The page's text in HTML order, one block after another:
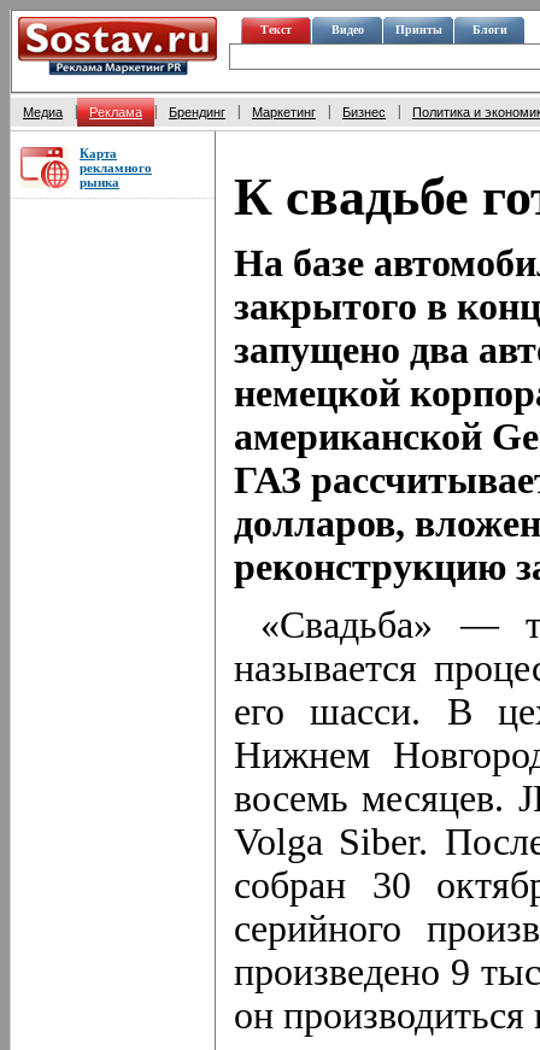
Текст Видео Принты Блоги
Медиа Реклама Брендинг Маркетинг Бизнес Политика и
Карта
рекламного
рынка
К свадьбе
На базе
закрытого в
запущено два
немецкой
американской
ГАЗ
долларов,
реконструкцию
«Свадьба» —
называется
его шасси. В
Нижнем
восемь месяцев.
Volga Siber.
собран 30
серийного
произведено 9
он производиться